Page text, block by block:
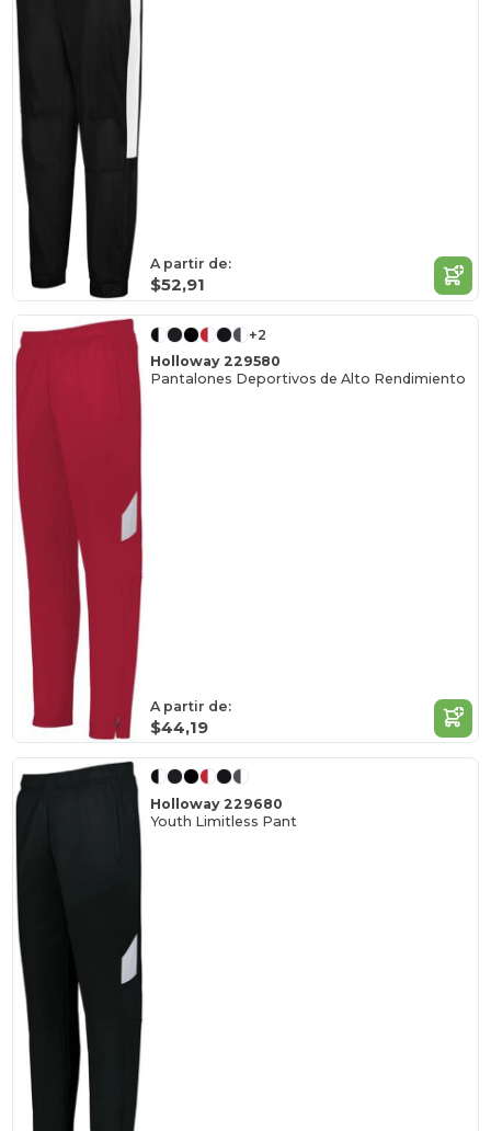
A partir de:
$52,91
+2
Holloway 229580
Pantalones Deportivos de Alto Rendimiento
A partir de:
$44,19
Holloway 229680
Youth Limitless Pant